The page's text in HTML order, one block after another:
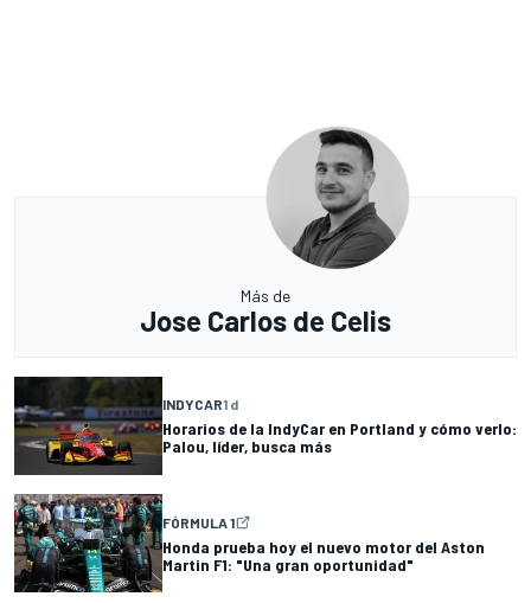
Más de
Jose Carlos de Celis
INDYCAR1 d
Horarios de la IndyCar en Portland y cómo verlo:
Palou, líder, busca más
FÓRMULA 1
Honda prueba hoy el nuevo motor del Aston
Martin F1: "Una gran oportunidad"